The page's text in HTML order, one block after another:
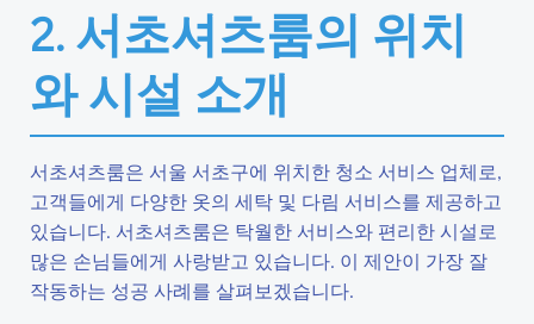
2. 서초셔츠룸의 위치
와 시설 소개
서초셔츠룸은 서울 서초구에 위치한 청소 서비스 업체로,
고객들에게 다양한 옷의 세탁 및 다림 서비스를 제공하고
있습니다. 서초셔츠룸은 탁월한 서비스와 편리한 시설로
많은 손님들에게 사랑받고 있습니다. 이 제안이 가장 잘
작동하는 성공 사례를 살펴보겠습니다.